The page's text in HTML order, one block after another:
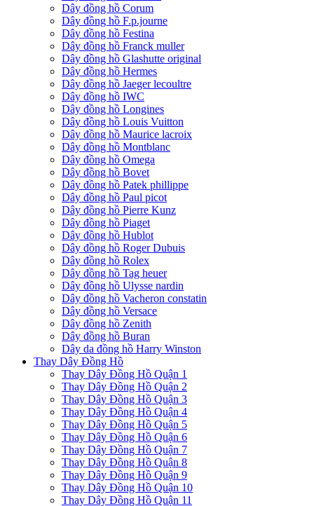
Dây đồng hồ Corum
Dây đồng hồ F.p.journe
Dây đồng hồ Festina
Dây đồng hồ Franck muller
Dây đồng hồ Glashutte original
Dây đồng hồ Hermes
Dây đồng hồ Jaeger lecoultre
Dây đồng hồ IWC
Dây đồng hồ Longines
Dây đồng hồ Louis Vuitton
Dây đồng hồ Maurice lacroix
Dây đồng hồ Montblanc
Dây đồng hồ Omega
Dây đồng hồ Bovet
Dây đồng hồ Patek phillippe
Dây đồng hồ Paul picot
Dây đồng hồ Pierre Kunz
Dây đồng hồ Piaget
Dây đồng hồ Hublot
Dây đồng hồ Roger Dubuis
Dây đồng hồ Rolex
Dây đồng hồ Tag heuer
Dây đồng hồ Ulysse nardin
Dây đồng hồ Vacheron constatin
Dây đồng hồ Versace
Dây đồng hồ Zenith
Dây đồng hồ Buran
Dây da đồng hồ Harry Winston
Thay Dây Đồng Hồ
Thay Dây Đồng Hồ Quận 1
Thay Dây Đồng Hồ Quận 2
Thay Dây Đồng Hồ Quận 3
Thay Dây Đồng Hồ Quận 4
Thay Dây Đồng Hồ Quận 5
Thay Dây Đồng Hồ Quận 6
Thay Dây Đồng Hồ Quận 7
Thay Dây Đồng Hồ Quận 8
Thay Dây Đồng Hồ Quận 9
Thay Dây Đồng Hồ Quận 10
Thay Dây Đồng Hồ Quận 11